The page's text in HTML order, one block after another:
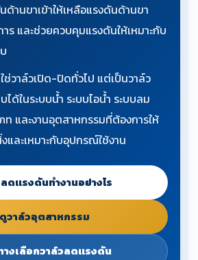
ด้านขาเข้าให้เหลือแรงดันด้านขา
ร และช่วยควบคุมแรงดันให้เหมาะกับ
ช่วาล์วเปิด-ปิดทั่วไป แต่เป็นวาล์ว
ด้ในระบบน้ำ ระบบไอน้ำ ระบบลม
ท และงานอุตสาหกรรมที่ต้องการให้
และเหมาะกับอุปกรณ์ใช้งาน
ดแรงดันทำงานอย่างไร
ดูวาล์วอุตสาหกรรม
างเลือกวาล์วลดแรงดัน